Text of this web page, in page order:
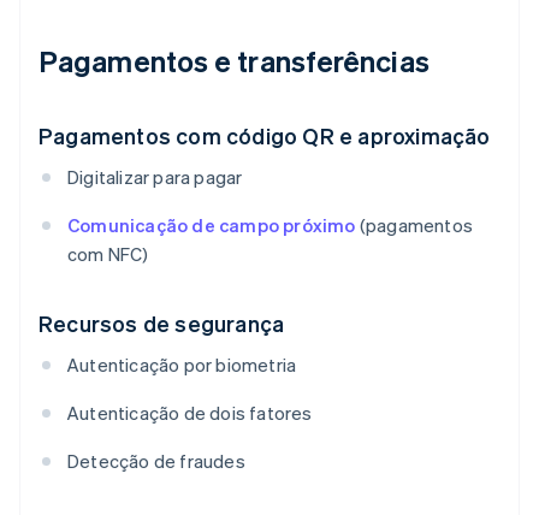
Pagamentos e transferências
Pagamentos com código QR e aproximação
Digitalizar para pagar
Comunicação de campo próximo (pagamentos
com NFC)
Recursos de segurança
Autenticação por biometria
Autenticação de dois fatores
Detecção de fraudes